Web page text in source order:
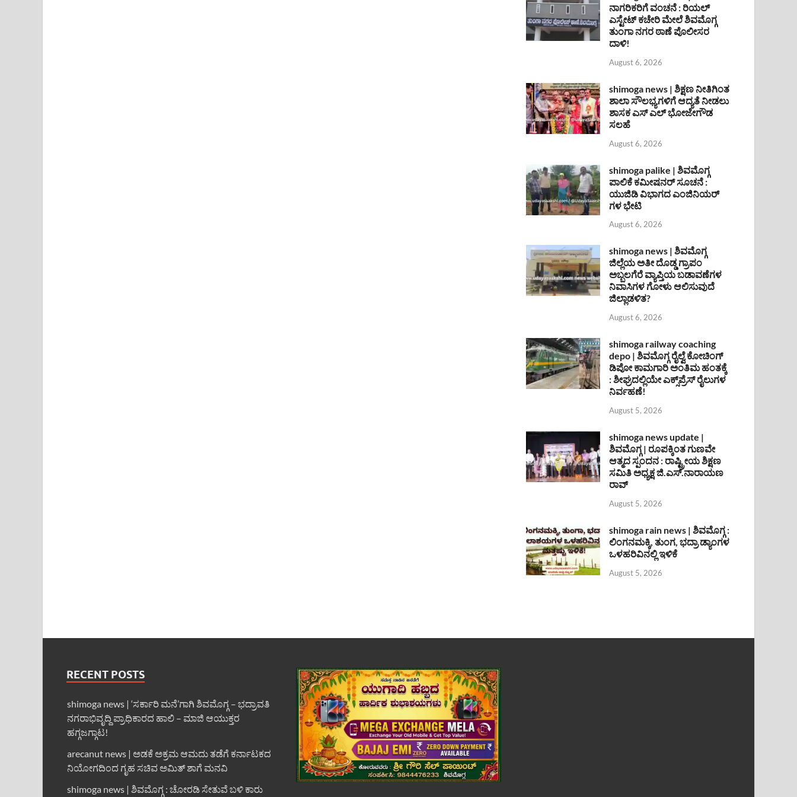
ನಾಗರಿಕರಿಗೆ ವಂಚನೆ : ರಿಯಲ್
ಎಸ್ಟೇಟ್ ಕಚೇರಿ ಮೇಲೆ ಶಿವಮೊಗ್ಗ
ತುಂಗಾ ನಗರ ಠಾಣೆ ಪೊಲೀಸರ
ದಾಳಿ!
August 6, 2026
shimoga news | ಶಿಕ್ಷಣ ನೀತಿಗಿಂತ
ಶಾಲಾ ಸೌಲಭ್ಯಗಳಿಗೆ ಆದ್ಯತೆ ನೀಡಲು
ಶಾಸಕ ಎಸ್ ಎಲ್ ಭೋಜೇಗೌಡ
ಸಲಹೆ
August 6, 2026
shimoga palike | ಶಿವಮೊಗ್ಗ
ಪಾಲಿಕೆ ಕಮೀಷನರ್ ಸೂಚನೆ :
ಯುಜಿಡಿ ವಿಭಾಗದ ಎಂಜಿನಿಯರ್
ಗಳ ಭೇಟಿ
August 6, 2026
shimoga news | ಶಿವಮೊಗ್ಗ
ಜಿಲ್ಲೆಯ ಅತೀ ದೊಡ್ಡ ಗ್ರಾಪಂ
ಅಬ್ಬಲಗೆರೆ ವ್ಯಾಪ್ತಿಯ ಬಡಾವಣೆಗಳ
ನಿವಾಸಿಗಳ ಗೋಳು ಆಲಿಸುವುದೆ
ಜಿಲ್ಲಾಡಳಿತ?
August 6, 2026
shimoga railway coaching
depo | ಶಿವಮೊಗ್ಗ ರೈಲ್ವೆ ಕೋಚಿಂಗ್
ಡಿಪೋ ಕಾಮಗಾರಿ ಅಂತಿಮ ಹಂತಕ್ಕೆ
: ಶೀಘ್ರದಲ್ಲಿಯೇ ಎಕ್ಸ್‌ಪ್ರೆಸ್ ರೈಲುಗಳ
ನಿರ್ವಹಣೆ!
August 5, 2026
shimoga news update |
ಶಿವಮೊಗ್ಗ | ರೂಪಕ್ಕಿಂತ ಗುಣವೇ
ಆತ್ಮದ ಸ್ಪಂದನ : ರಾಷ್ಟ್ರೀಯ ಶಿಕ್ಷಣ
ಸಮಿತಿ ಅಧ್ಯಕ್ಷ ಜಿ.ಎಸ್.ನಾರಾಯಣ
ರಾವ್
August 5, 2026
shimoga rain news | ಶಿವಮೊಗ್ಗ :
ಲಿಂಗನಮಕ್ಕಿ, ತುಂಗ, ಭದ್ರಾ ಡ್ಯಾಂಗಳ
ಒಳಹರಿವಿನಲ್ಲಿ ಇಳಿಕೆ
August 5, 2026
RECENT POSTS
shimoga news | ‘ಸರ್ಕಾರಿ ಮನೆ’ಗಾಗಿ ಶಿವಮೊಗ್ಗ – ಭದ್ರಾವತಿ
ನಗರಾಭಿವೃದ್ದಿ ಪ್ರಾಧಿಕಾರದ ಹಾಲಿ – ಮಾಜಿ ಆಯುಕ್ತರ
ಹಗ್ಗಜಗ್ಗಾಟ!
arecanut news | ಅಡಕೆ ಅಕ್ರಮ ಆಮದು ತಡೆಗೆ ಕರ್ನಾಟಕದ
ನಿಯೋಗದಿಂದ ಗೃಹ ಸಚಿವ ಅಮಿತ್ ಶಾಗೆ ಮನವಿ
shimoga news | ಶಿವಮೊಗ್ಗ : ಚೋರಡಿ ಸೇತುವೆ ಬಳಿ ಕಾರು